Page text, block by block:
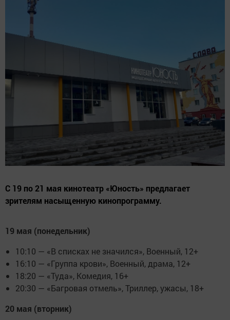
С 19 по 21 мая кинотеатр «Юность» предлагает
зрителям насыщенную кинопрограмму.
19 мая (понедельник)
10:10 — «В списках не значился», Военный, 12+
16:10 — «Группа крови», Военный, драма, 12+
18:20 — «Туда», Комедия, 16+
20:30 — «Багровая отмель», Триллер, ужасы, 18+
20 мая (вторник)